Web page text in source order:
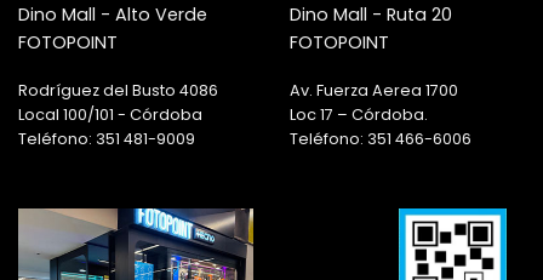
Dino Mall - Alto Verde
FOTOPOINT
Rodríguez del Busto 4086
Local 100/101 - Córdoba
Teléfono: 351 481-9009
Dino Mall - Ruta 20
FOTOPOINT
Av. Fuerza Aerea 1700
Loc 17 – Córdoba.
Teléfono: 351 466-6006